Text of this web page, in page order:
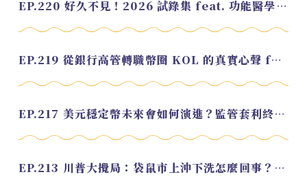
EP.220 好久不見！2026 試錄集 feat. 功能醫學營養師 美寶
EP.219 從銀行高管轉職幣圈 KOL 的真實心聲 feat.龜大
EP.217 美元穩定幣未來會如何演進？監管套利終將收斂？feat. 研究員 余哲安
EP.213 川普大攪局：袋鼠市上沖下洗怎麼回事？feat. Alvin